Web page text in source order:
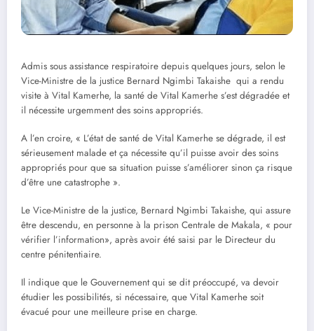
Admis sous assistance respiratoire depuis quelques jours, selon le
Vice-Ministre de la justice Bernard Ngimbi Takaishe qui a rendu
visite à Vital Kamerhe, la santé de Vital Kamerhe s’est dégradée et
il nécessite urgemment des soins appropriés.
A l’en croire, « L’état de santé de Vital Kamerhe se dégrade, il est
sérieusement malade et ça nécessite qu’il puisse avoir des soins
appropriés pour que sa situation puisse s’améliorer sinon ça risque
d’être une catastrophe ».
Le Vice-Ministre de la justice, Bernard Ngimbi Takaishe, qui assure
être descendu, en personne à la prison Centrale de Makala, « pour
vérifier l’information», après avoir été saisi par le Directeur du
centre pénitentiaire.
Il indique que le Gouvernement qui se dit préoccupé, va devoir
étudier les possibilités, si nécessaire, que Vital Kamerhe soit
évacué pour une meilleure prise en charge.